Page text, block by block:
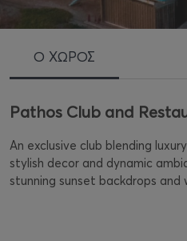
Ο ΧΩΡΟΣ
Pathos Club and
An exclusive club blending
stylish decor and dynamic
stunning sunset backdrops